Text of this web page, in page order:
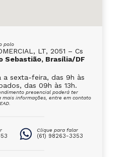
polo
LT, 2051 – Cs
Sebastião, Brasília/DF
a sexta-feira, das 9h às
das 09h às 13h.
presencial poderá ter
mais informações, entre em contato
Clique para falar
(61) 98263-3353